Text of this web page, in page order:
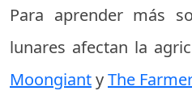
Para aprender más
lunares afectan la
MoongiantyThe